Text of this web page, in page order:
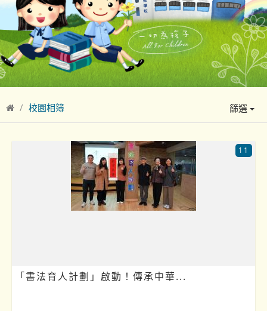
校園相簿 篩選
「書法育人計劃」啟動！傳承中華...
11